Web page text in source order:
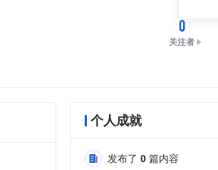
0
关注者
个人成就
发布了 0 篇内容